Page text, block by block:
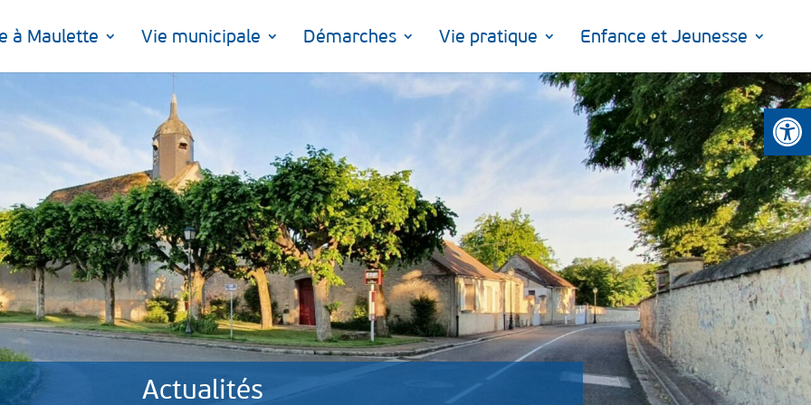
Ouvrir
à Maulette Vie municipale Démarches Vie pratique Enfance et Jeunesse
Actualités